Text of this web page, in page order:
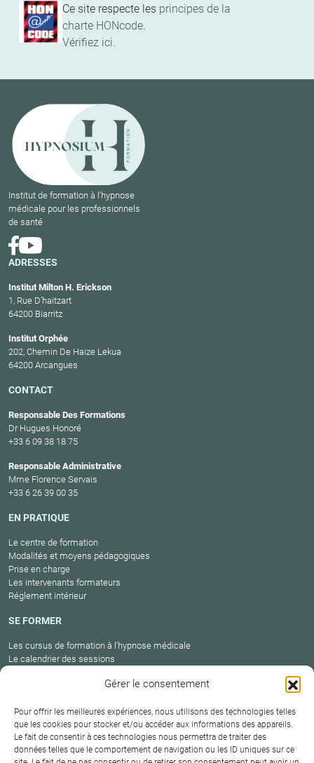
Gérer le consentement
Pour offrir les meilleures expériences, nous utilisons des technologies telles
que les cookies pour stocker et/ou accéder aux informations des appareils.
Le fait de consentir à ces technologies nous permettra de traiter des
données telles que le comportement de navigation ou les ID uniques sur ce
Ce site respecte les principes de la
charte HONcode.
Vérifiez ici.
Institut de formation à l'hypnose
médicale pour les professionnels
de santé
ADRESSES
Institut Milton H. Erickson
1, Rue D’haitzart
64200 Biarritz
Institut Orphée
202, Chemin De Haize Lekua
64200 Arcangues
CONTACT
Responsable Des Formations
Dr Hugues Honoré
+33 6 09 38 18 75
Responsable Administrative
Mme Florence Servais
+33 6 26 39 00 35
EN PRATIQUE
Le centre de formation
Modalités et moyens pédagogiques
Prise en charge
Les intervenants formateurs
Réglement intérieur
SE FORMER
Les cursus de formation à l’hypnose médicale
Le calendrier des sessions
Mentions
Conditions
générales de
Plan
Contact
Protection